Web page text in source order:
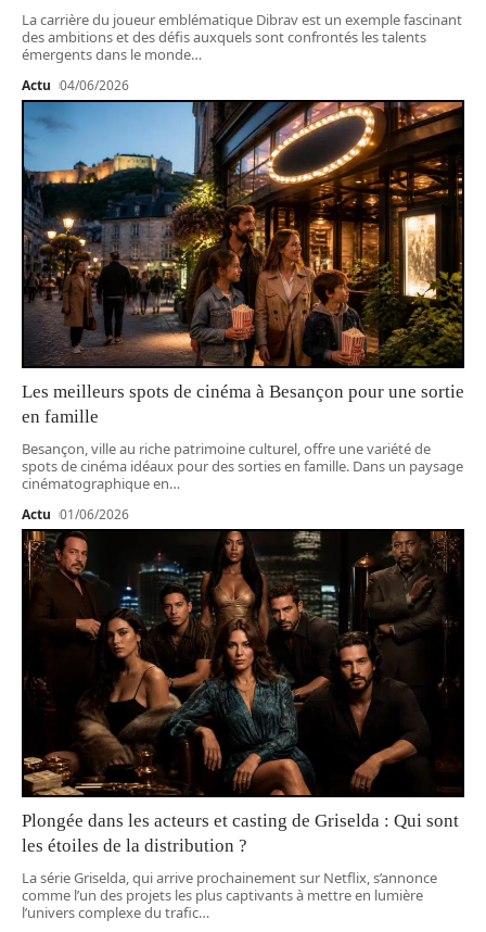
La carrière du joueur emblématique Dibrav est un exemple fascinant
des ambitions et des défis auxquels sont confrontés les talents
émergents dans le monde…
Actu 04/06/2026
Les meilleurs spots de cinéma à Besançon pour une sortie
en famille
Besançon, ville au riche patrimoine culturel, offre une variété de
spots de cinéma idéaux pour des sorties en famille. Dans un paysage
cinématographique en…
Actu 01/06/2026
Plongée dans les acteurs et casting de Griselda : Qui sont
les étoiles de la distribution ?
La série Griselda, qui arrive prochainement sur Netflix, s’annonce
comme l’un des projets les plus captivants à mettre en lumière
l’univers complexe du trafic…